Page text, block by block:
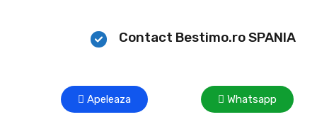
Contact Bestimo.ro SPANIA
Apeleaza Whatsapp